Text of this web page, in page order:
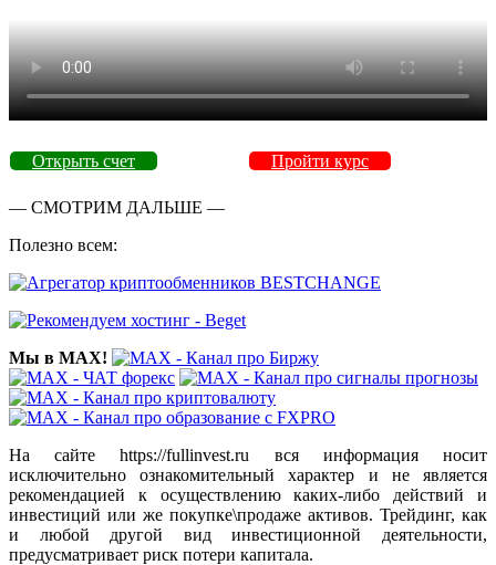
Открыть счет Пройти курс
— СМОТРИМ ДАЛЬШЕ —
Полезно всем:
Мы в MAX!
На сайте https://fullinvest.ru вся информация носит
исключительно ознакомительный характер и не является
рекомендацией к осуществлению каких-либо действий и
инвестиций или же покупке\продаже активов. Трейдинг, как
и любой другой вид инвестиционной деятельности,
предусматривает риск потери капитала.